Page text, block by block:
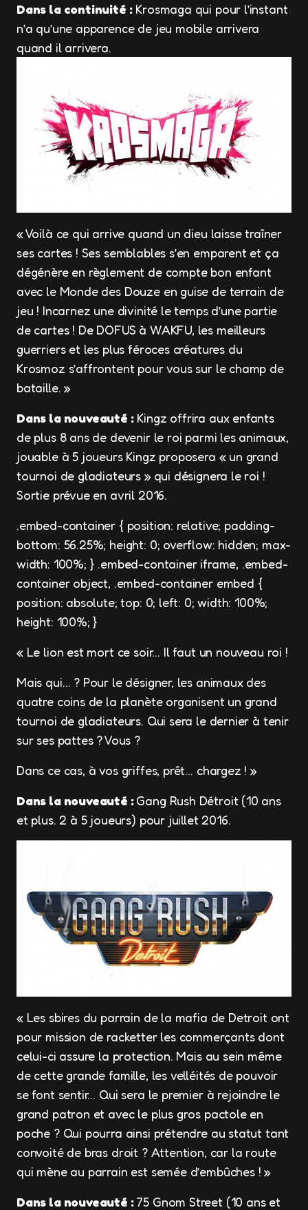
Dans la continuité :Krosmaga qui pour l’instant
n’a qu’une apparence de jeu mobile arrivera
quand il arrivera.
« Voilà ce qui arrive quand un dieu laisse traîner
ses cartes ! Ses semblables s’en emparent et ça
dégénère en règlement de compte bon enfant
avec le Monde des Douze en guise de terrain de
jeu ! Incarnez une divinité le temps d’une partie
de cartes ! De DOFUS à WAKFU, les meilleurs
guerriers et les plus féroces créatures du
Krosmoz s’affrontent pour vous sur le champ de
bataille. »
Dans la nouveauté :Kingz offrira aux enfants
de plus 8 ans de devenir le roi parmi les animaux,
jouable à 5 joueurs Kingz proposera « un grand
tournoi de gladiateurs » qui désignera le roi !
Sortie prévue en avril 2016.
.embed-container { position: relative; padding-
bottom: 56.25%; height: 0; overflow: hidden; max-
width: 100%; } .embed-container iframe, .embed-
container object, .embed-container embed {
position: absolute; top: 0; left: 0; width: 100%;
height: 100%; }
« Le lion est mort ce soir… Il faut un nouveau roi !
Mais qui… ? Pour le désigner, les animaux des
quatre coins de la planète organisent un grand
tournoi de gladiateurs. Qui sera le dernier à tenir
sur ses pattes ? Vous ?
Dans ce cas, à vos griffes, prêt… chargez ! »
Dans la nouveauté :Gang Rush Détroit (10 ans
et plus. 2 à 5 joueurs) pour juillet 2016.
« Les sbires du parrain de la mafia de Detroit ont
pour mission de racketter les commerçants dont
celui-ci assure la protection. Mais au sein même
de cette grande famille, les velléités de pouvoir
se font sentir… Qui sera le premier à rejoindre le
grand patron et avec le plus gros pactole en
poche ? Qui pourra ainsi prétendre au statut tant
convoité de bras droit ? Attention, car la route
qui mène au parrain est semée d’embûches ! »
Dans la nouveauté :75 Gnom Street (10 ans et